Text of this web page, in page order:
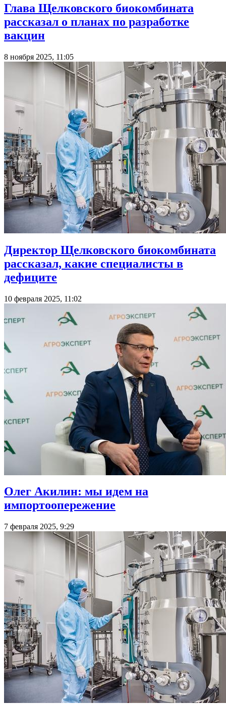
Глава Щелковского биокомбината
рассказал о планах по разработке
вакцин
8 ноября 2025, 11:05
Директор Щелковского биокомбината
рассказал, какие специалисты в
дефиците
10 февраля 2025, 11:02
Олег Акилин: мы идем на
импортоопережение
7 февраля 2025, 9:29